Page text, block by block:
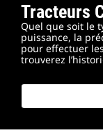
Tracteurs
Quel que soit le
puissance, la
pour effectuer
trouverez